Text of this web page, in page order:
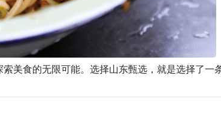
食的无限可能。选择山东甄选，就是选择了一